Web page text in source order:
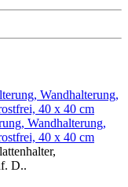
Wandhalterung,
40 x 40 cm
D..